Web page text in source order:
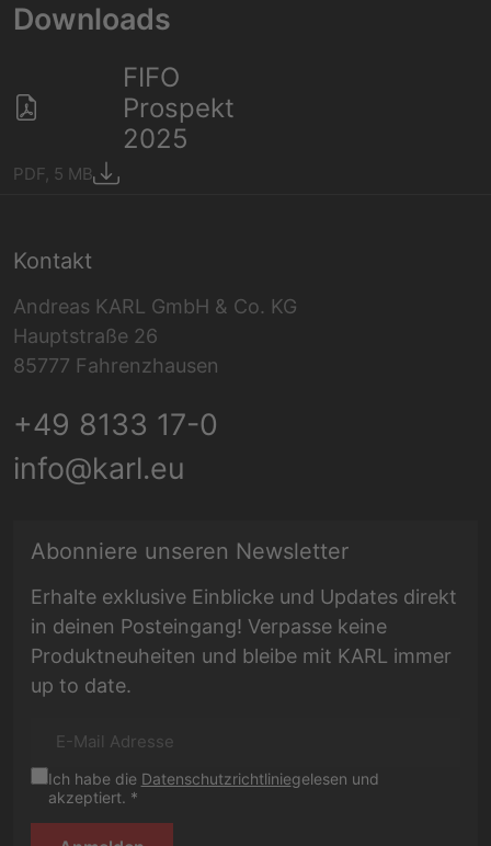
Downloads
FIFO
Prospekt
2025
PDF, 5 MB
Kontakt
Andreas KARL GmbH & Co. KG
Hauptstraße 26
85777 Fahrenzhausen
+49 8133 17-0
info@karl.eu
Abonniere unseren Newsletter
Erhalte exklusive Einblicke und Updates direkt
in deinen Posteingang! Verpasse keine
Produktneuheiten und bleibe mit KARL immer
up to date.
E-Mail Adresse
Ich habe die Datenschutzrichtliniegelesen und
akzeptiert. *